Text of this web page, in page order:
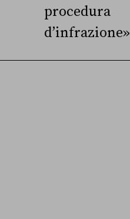
procedura
d’infrazione»